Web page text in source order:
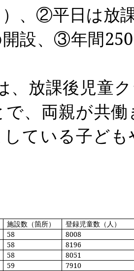
、②平日は放
設、③年間250
、放課後児童
、両親が共
ている子ど
施設数（箇所）
登録児童数（人）
58
8008
58
8196
58
8051
59
7910